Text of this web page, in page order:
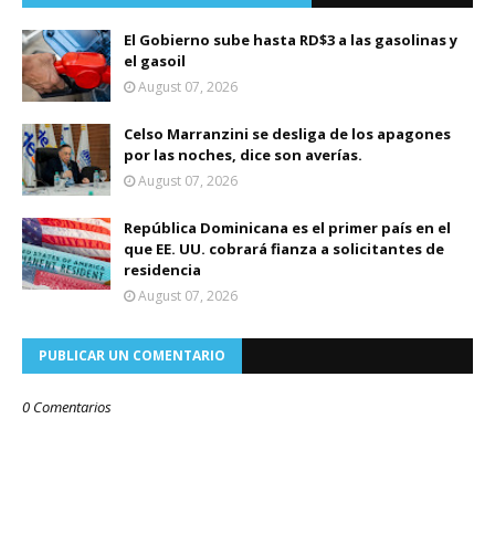
El Gobierno sube hasta RD$3 a las gasolinas y
el gasoil
August 07, 2026
Celso Marranzini se desliga de los apagones
por las noches, dice son averías.
August 07, 2026
República Dominicana es el primer país en el
que EE. UU. cobrará fianza a solicitantes de
residencia
August 07, 2026
PUBLICAR UN COMENTARIO
0 Comentarios